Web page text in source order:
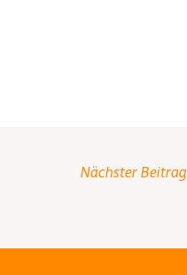
Nächster Beitrag